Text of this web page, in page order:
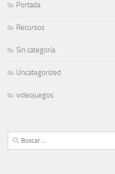
Portada
Recursos
Sin categoría
Uncategorized
videojuegos
Buscar: